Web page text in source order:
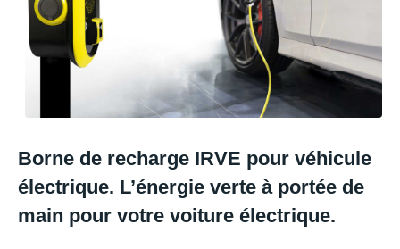
Borne de recharge IRVE pour véhicule
électrique. L’énergie verte à portée de
main pour votre voiture électrique.